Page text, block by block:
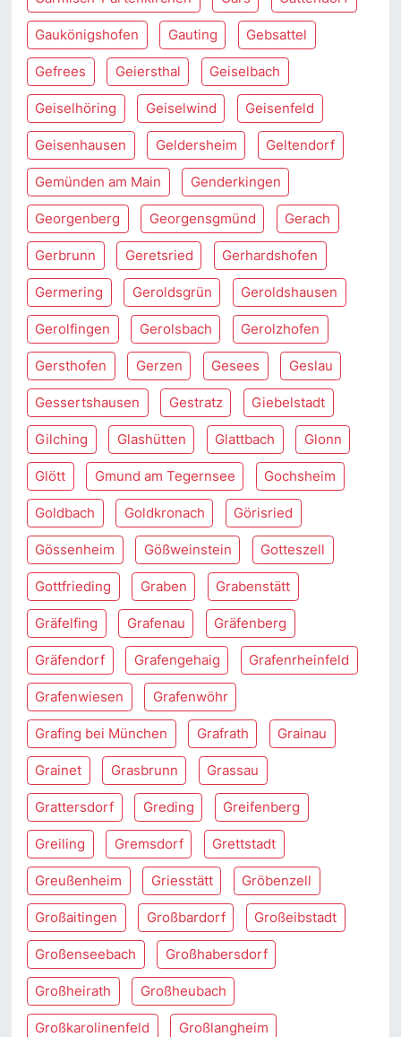
Gaukönigshofen Gauting Gebsattel
Gefrees Geiersthal Geiselbach
Geiselhöring Geiselwind Geisenfeld
Geisenhausen Geldersheim Geltendorf
Gemünden am Main Genderkingen
Georgenberg Georgensgmünd Gerach
Gerbrunn Geretsried Gerhardshofen
Germering Geroldsgrün Geroldshausen
Gerolfingen Gerolsbach Gerolzhofen
Gersthofen Gerzen Gesees Geslau
Gessertshausen Gestratz Giebelstadt
Gilching Glashütten Glattbach Glonn
Glött Gmund am Tegernsee Gochsheim
Goldbach Goldkronach Görisried
Gössenheim Gößweinstein Gotteszell
Gottfrieding Graben Grabenstätt
Gräfelfing Grafenau Gräfenberg
Gräfendorf Grafengehaig Grafenrheinfeld
Grafenwiesen Grafenwöhr
Grafing bei München Grafrath Grainau
Grainet Grasbrunn Grassau
Grattersdorf Greding Greifenberg
Greiling Gremsdorf Grettstadt
Greußenheim Griesstätt Gröbenzell
Großaitingen Großbardorf Großeibstadt
Großenseebach Großhabersdorf
Großheirath Großheubach
Großkarolinenfeld Großlangheim